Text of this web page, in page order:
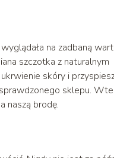
na zadbaną
szczotka z naturalnym
skóry i
sklepu.
naszą brodę.